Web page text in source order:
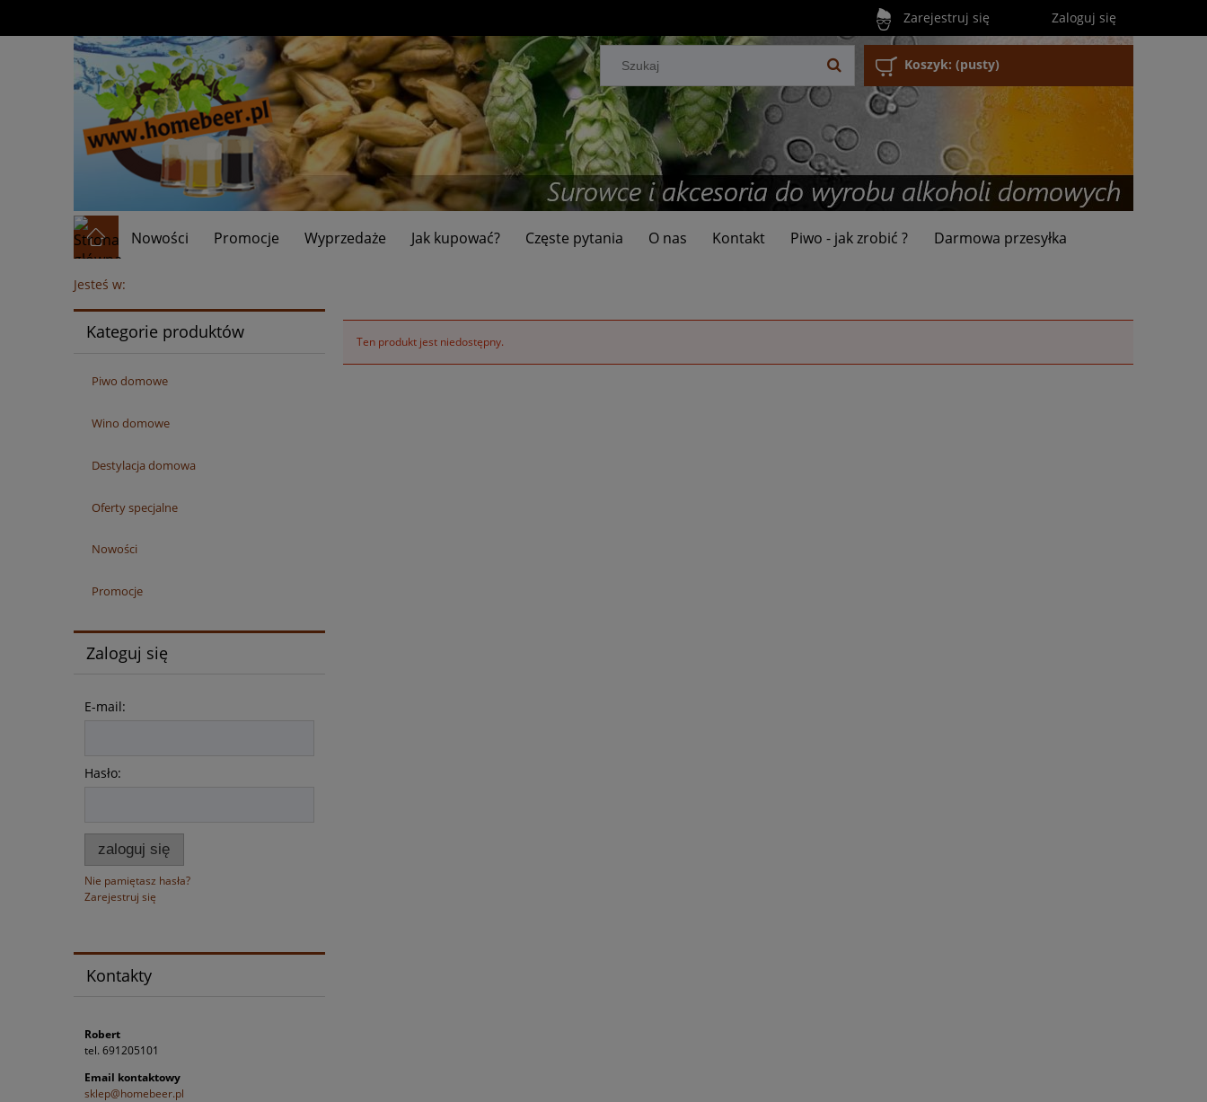
Zarejestruj się Zaloguj się
Koszyk: (pusty)
Nowości Promocje Wyprzedaże Jak kupować? Częste pytania O nas Kontakt Piwo - jak zrobić ? Darmowa przesyłka
Jesteś w:
Kategorie produktów
Piwo domowe
Wino domowe
Destylacja domowa
Oferty specjalne
Nowości
Promocje
Zaloguj się
E-mail:
Hasło:
zaloguj się
Nie pamiętasz hasła?
Zarejestruj się
Kontakty
Robert
tel. 691205101
Email kontaktowy
sklep@homebeer.pl
Ten produkt jest niedostępny.